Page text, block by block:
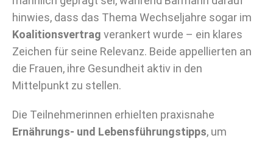
hinwies, dass das Thema Wechseljahre sogar im
Koalitionsvertrag verankert wurde – ein klares
Zeichen für seine Relevanz. Beide appellierten an
die Frauen, ihre Gesundheit aktiv in den
Mittelpunkt zu stellen.
Die Teilnehmerinnen erhielten praxisnahe
Ernährungs- und Lebensführungstipps, um